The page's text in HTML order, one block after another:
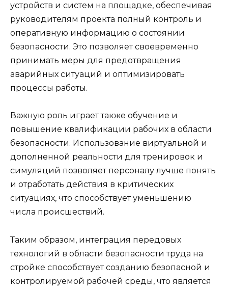
устройств и систем на площадке, обеспечивая
руководителям проекта полный контроль и
оперативную информацию о состоянии
безопасности. Это позволяет своевременно
принимать меры для предотвращения
аварийных ситуаций и оптимизировать
процессы работы.
Важную роль играет также обучение и
повышение квалификации рабочих в области
безопасности. Использование виртуальной и
дополненной реальности для тренировок и
симуляций позволяет персоналу лучше понять
и отработать действия в критических
ситуациях, что способствует уменьшению
числа происшествий.
Таким образом, интеграция передовых
технологий в области безопасности труда на
стройке способствует созданию безопасной и
контролируемой рабочей среды, что является